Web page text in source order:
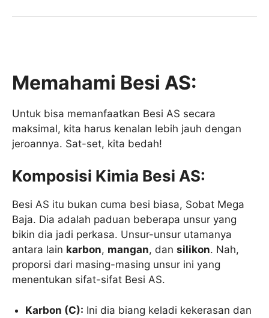
Memahami Besi AS:
Untuk bisa memanfaatkan Besi AS secara
maksimal, kita harus kenalan lebih jauh dengan
jeroannya. Sat-set, kita bedah!
Komposisi Kimia Besi AS:
Besi AS itu bukan cuma besi biasa, Sobat Mega
Baja. Dia adalah paduan beberapa unsur yang
bikin dia jadi perkasa. Unsur-unsur utamanya
antara lain karbon, mangan, dan silikon. Nah,
proporsi dari masing-masing unsur ini yang
menentukan sifat-sifat Besi AS.
Karbon (C): Ini dia biang keladi kekerasan dan